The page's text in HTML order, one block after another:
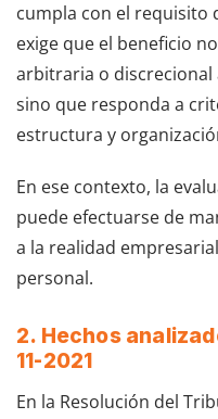
cumpla con el requisito
exige que el beneficio
arbitraria o
sino que responda a
estructura y
En ese contexto, la
puede efectuarse de
a la realidad
personal.
2. Hechos
11-2021
En la Resolución del